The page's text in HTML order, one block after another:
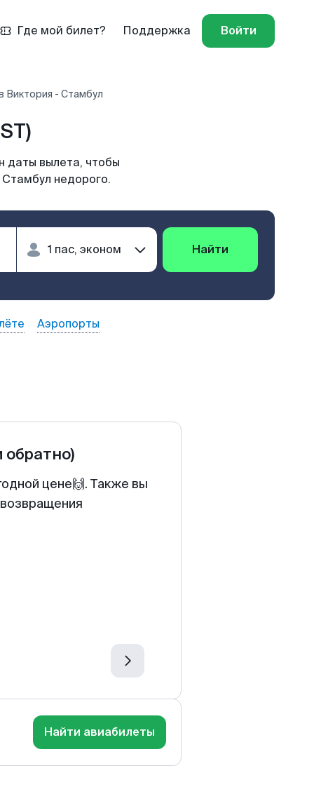
Где мой билет? Поддержка Войти
Виктория - Стамбул
даты вылета, чтобы
недорого.
Найти
Аэропорты
обратно)
цене🙌. Также вы
Найти авиабилеты